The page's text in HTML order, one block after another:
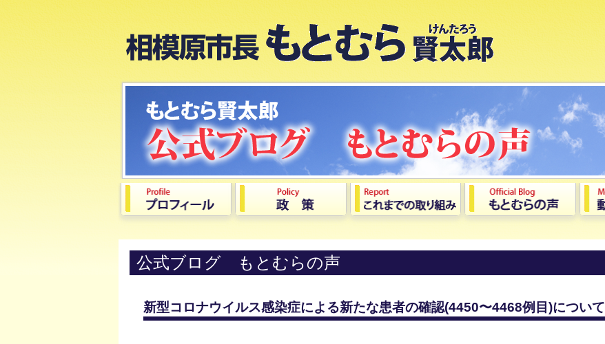
公式ブログ もとむらの声
新型コロナウイルス感染症による新たな患者の確認(4450〜4468例⽬)について